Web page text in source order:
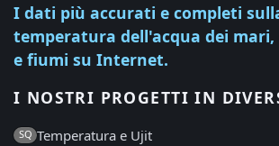
I dati più accurati e completi
temperatura dell'acqua dei mari,
e fiumi su Internet.
I NOSTRI PROGETTI IN
SQ Temperatura e Ujit